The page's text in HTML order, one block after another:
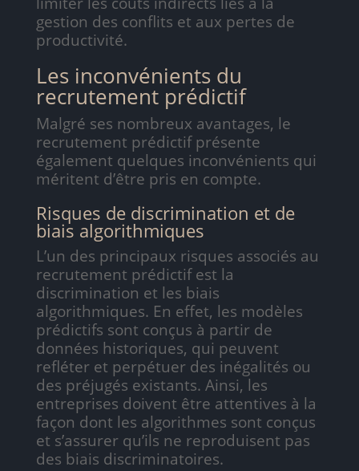
gestion des conflits et aux pertes de
productivité.
Les inconvénients du
recrutement prédictif
Malgré ses nombreux avantages, le
recrutement prédictif présente
également quelques inconvénients qui
méritent d’être pris en compte.
Risques de discrimination et de
biais algorithmiques
L’un des principaux risques associés au
recrutement prédictif est la
discrimination et les biais
algorithmiques. En effet, les modèles
prédictifs sont conçus à partir de
données historiques, qui peuvent
refléter et perpétuer des inégalités ou
des préjugés existants. Ainsi, les
entreprises doivent être attentives à la
façon dont les algorithmes sont conçus
et s’assurer qu’ils ne reproduisent pas
des biais discriminatoires.